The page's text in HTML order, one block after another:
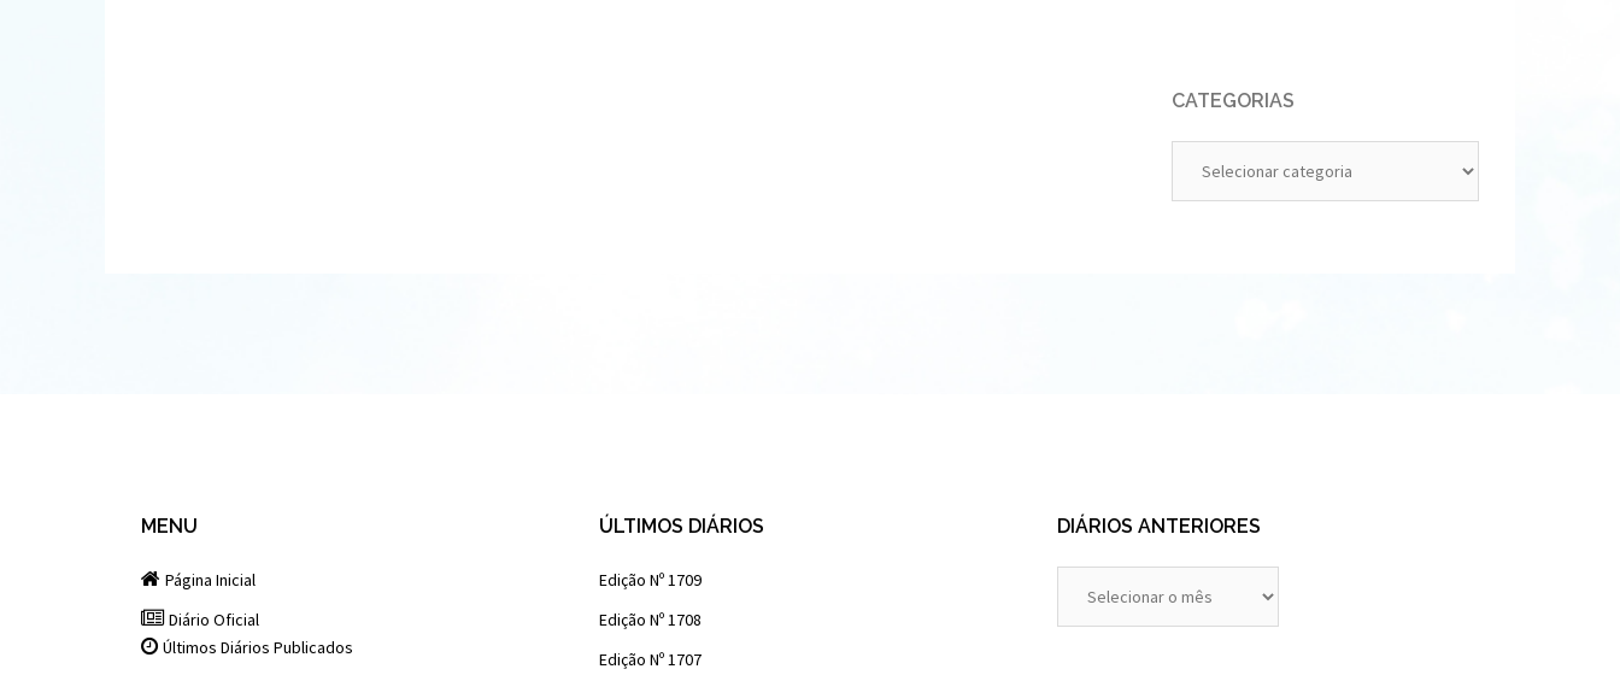
CATEGORIAS
MENU
Página Inicial
Diário Oficial
Últimos Diários Publicados
ÚLTIMOS DIÁRIOS
Edição Nº 1709
Edição Nº 1708
Edição Nº 1707
DIÁRIOS ANTERIORES
Anteriores